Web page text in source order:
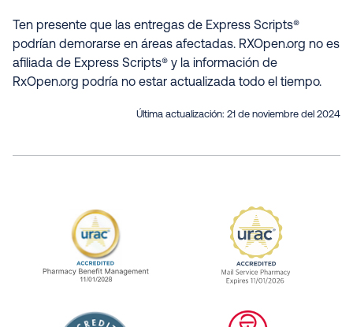
Ten presente que las entregas de Express Scripts®
podrían demorarse en áreas afectadas. RXOpen.org no es
afiliada de Express Scripts® y la información de
RxOpen.org podría no estar actualizada todo el tiempo.
Última actualización: 21 de noviembre del 2024
URAC Accredited Pharmacy Benefit
URAC